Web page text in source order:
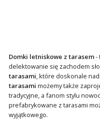
Domki letniskowe z tarasem-
delektowanie się zachodem
tarasami , które doskonale
tarasami możemy także
tradycyjne, a fanom stylu
prefabrykowane z tarasami
wyjątkowego.